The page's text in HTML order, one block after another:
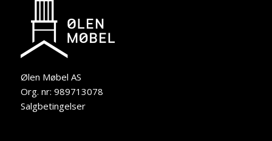
Ølen Møbel AS
Org. nr: 989713078
Salgbetingelser